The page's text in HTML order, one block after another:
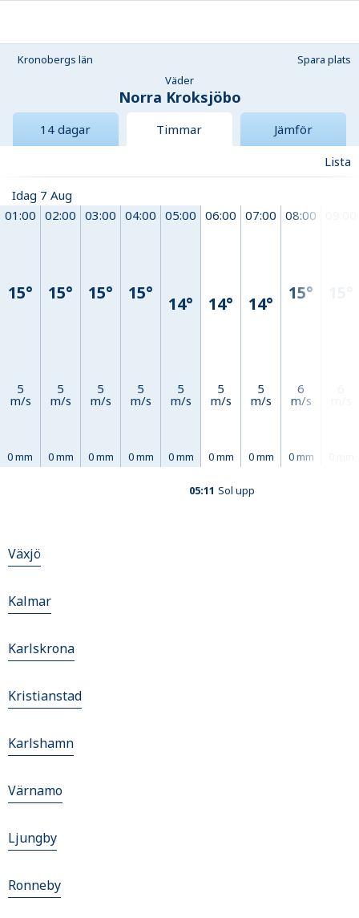
Kronobergs län
Spara plats
Väder
Norra Kroksjöbo
14 dagar Timmar
Jämför
Lista
Idag 7 Aug
01:00
15°
5
m/s
0 mm
02:00
15°
5
m/s
0 mm
03:00
15°
5
m/s
0 mm
04:00
15°
5
m/s
0 mm
05:00
14°
5
m/s
0 mm
06:00
14°
5
m/s
0 mm
07:00
14°
5
m/s
0 mm
08:00
15°
6
m/s
0 mm
05:11 Sol upp
Växjö
Kalmar
Karlskrona
Kristianstad
Karlshamn
Värnamo
Ljungby
Ronneby